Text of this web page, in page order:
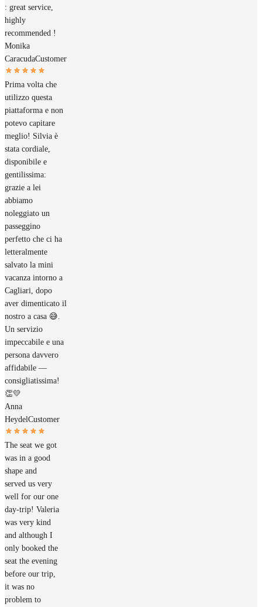
: great service,
highly
recommended !
Monika
CaracudaCustomer
Prima volta che
utilizzo questa
piattaforma e non
potevo capitare
meglio! Silvia è
stata cordiale,
disponibile e
gentilissima:
grazie a lei
abbiamo
noleggiato un
passeggino
perfetto che ci ha
letteralmente
salvato la mini
vacanza intorno a
Cagliari, dopo
aver dimenticato il
nostro a casa 😅.
Un servizio
impeccabile e una
persona davvero
affidabile —
consigliatissima!
👏💛
Anna
HeydelCustomer
The seat we got
was in a good
shape and
served us very
well for our one
day-trip! Valeria
was very kind
and although I
only booked the
seat the evening
before our trip,
it was no
problem to